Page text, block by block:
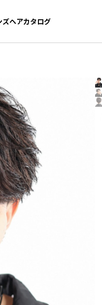
ヘアカタログ
ヘアカタログ